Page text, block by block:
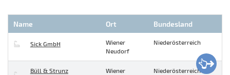
Name Ort Bundesland
Sick GmbH
Wiener
Neudorf
Niederösterreich
Büll & Strunz
Wiener
Niederösterreich